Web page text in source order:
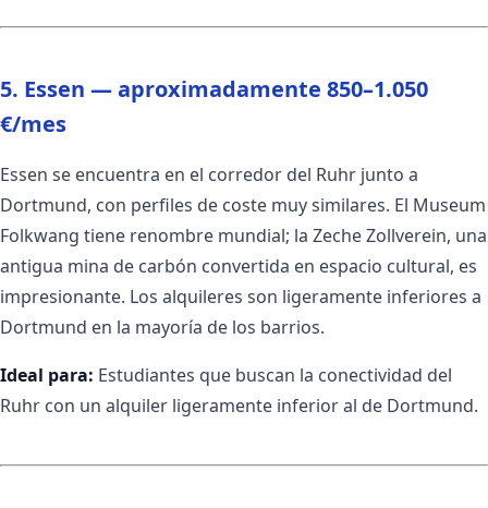
5. Essen — aproximadamente 850–1.050
€/mes
Essen se encuentra en el corredor del Ruhr junto a
Dortmund, con perfiles de coste muy similares. El Museum
Folkwang tiene renombre mundial; la Zeche Zollverein, una
antigua mina de carbón convertida en espacio cultural, es
impresionante. Los alquileres son ligeramente inferiores a
Dortmund en la mayoría de los barrios.
Ideal para: Estudiantes que buscan la conectividad del
Ruhr con un alquiler ligeramente inferior al de Dortmund.